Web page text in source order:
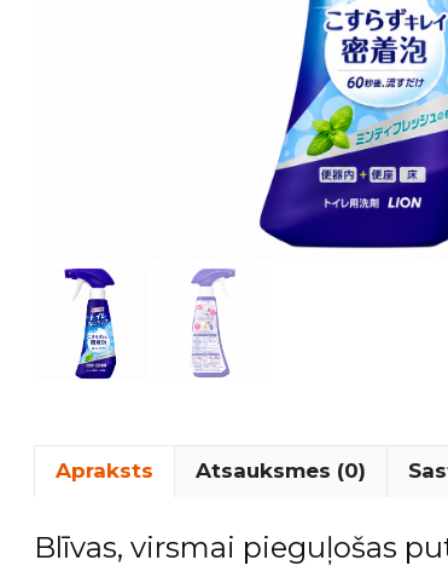
Apraksts Atsauksmes (0)
Blīvas, virsmai pieguļošas